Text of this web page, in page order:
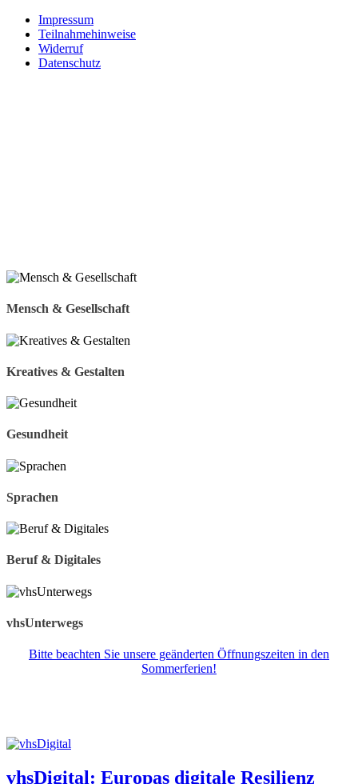
Impressum
Teilnahmehinweise
Widerruf
Datenschutz
Mensch & Gesellschaft
Kreatives & Gestalten
Gesundheit
Sprachen
Beruf & Digitales
vhsUnterwegs
Bitte beachten Sie unsere geänderten Öffnungszeiten in den
Sommerferien!
vhsDigital: Europas digitale Resilienz